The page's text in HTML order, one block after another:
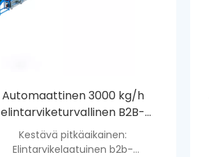
Automaattinen 3000 kg/h
elintarviketurvallinen B2B-
kierrätyskone pesulinjalle
Kestävä pitkäaikainen:
Elintarvikelaatuinen b2b-